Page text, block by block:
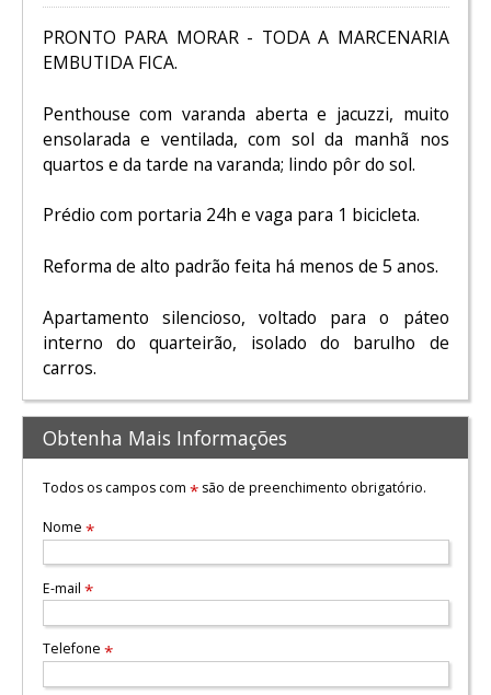
PRONTO PARA MORAR - TODA A MARCENARIA
EMBUTIDA FICA.
Penthouse com varanda aberta e jacuzzi, muito
ensolarada e ventilada, com sol da manhã nos
quartos e da tarde na varanda; lindo pôr do sol.
Prédio com portaria 24h e vaga para 1 bicicleta.
Reforma de alto padrão feita há menos de 5 anos.
Apartamento silencioso, voltado para o páteo
interno do quarteirão, isolado do barulho de
carros.
Obtenha Mais Informações
Todos os campos com *são de preenchimento obrigatório.
Nome *
E-mail *
Telefone *